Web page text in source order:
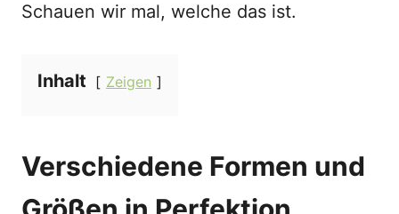
Schauen wir mal, welche das ist.
Inhalt Zeigen
Verschiedene Formen und